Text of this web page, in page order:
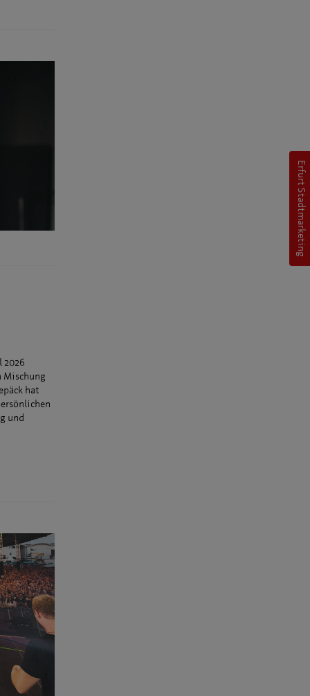
2026
Mischung
hat
und
Erfurt Stadtmarketing